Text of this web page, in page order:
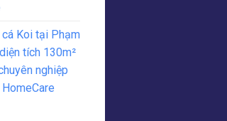
Koi tại Phạm
tích 130m²
nghiệp